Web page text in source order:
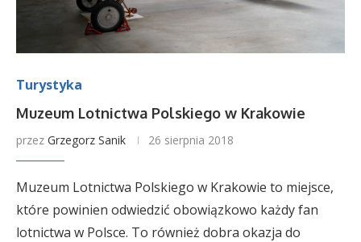
Turystyka
Muzeum Lotnictwa Polskiego w Krakowie
przez Grzegorz Sanik 26 sierpnia 2018
Muzeum Lotnictwa Polskiego w Krakowie to miejsce,
które powinien odwiedzić obowiązkowo każdy fan
lotnictwa w Polsce. To również dobra okazja do